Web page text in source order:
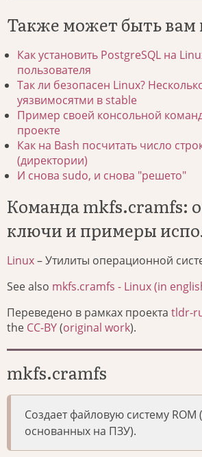
Также может быть вам
Как установить PostgreSQL на
пользователя
Так ли безопасен Linux?
уязвимосятми в stable
Пример своей консольной
проекте
Как на Bash посчитать число
(директории)
И снова sudo, и снова "решето"
Команда mkfs.cramfs:
ключи и примеры
Linux– Утилиты операционной
See also mkfs.cramfs - Linux (in
Переведено в рамках проекта tldr-
the CC-BY(original work).
mkfs.cramfs
Создает файловую систему ROM
основанных на ПЗУ).